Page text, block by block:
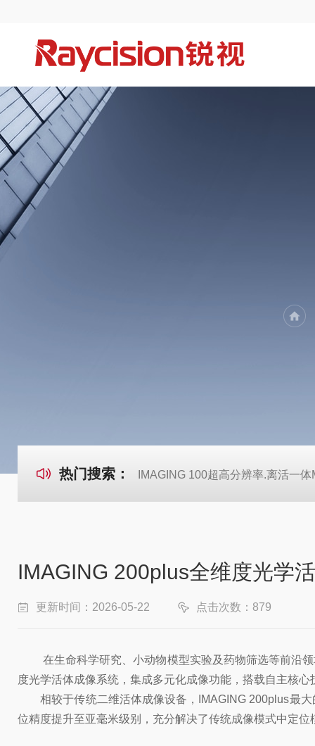
热门搜索： IMAGING 100超高分辨率.离活一
IMAGING 200plus全维度光学
更新时间：2026-05-22 点击次数：879
在生命科学研究、小动物模型实验及药物筛选等前沿领
度光学活体成像系统，集成多元化成像功能，搭载自主核
相较于传统二维活体成像设备，IMAGING 200plus最大
位精度提升至亚毫米级别，充分解决了传统成像模式中定